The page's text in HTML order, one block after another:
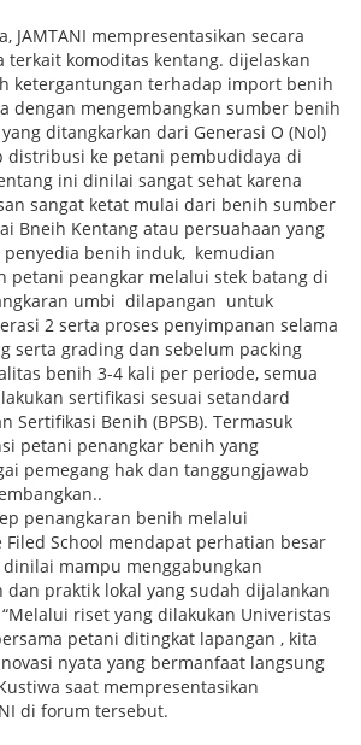
JAMTANI mempresentasikan secara
terkait komoditas kentang. dijelaskan
ketergantungan terhadap import benih
dengan mengembangkan sumber benih
ditangkarkan dari Generasi O (Nol)
distribusi ke petani pembudidaya di
ini dinilai sangat sehat karena
sangat ketat mulai dari benih sumber
Bneih Kentang atau persuahaan yang
penyedia benih induk, kemudian
petani peangkar melalui stek batang di
umbi dilapangan untuk
2 serta proses penyimpanan selama
serta grading dan sebelum packing
benih 3-4 kali per periode, semua
sertifikasi sesuai setandard
Sertifikasi Benih (BPSB). Termasuk
petani penangkar benih yang
pemegang hak dan tanggungjawab
penangkaran benih melalui
Filed School mendapat perhatian besar
mampu menggabungkan
praktik lokal yang sudah dijalankan
riset yang dilakukan Univeristas
petani ditingkat lapangan , kita
nyata yang bermanfaat langsung
saat mempresentasikan
di forum tersebut.